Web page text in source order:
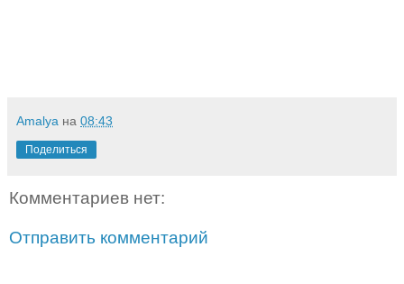
Amalya на 08:43
Поделиться
Комментариев нет:
Отправить комментарий